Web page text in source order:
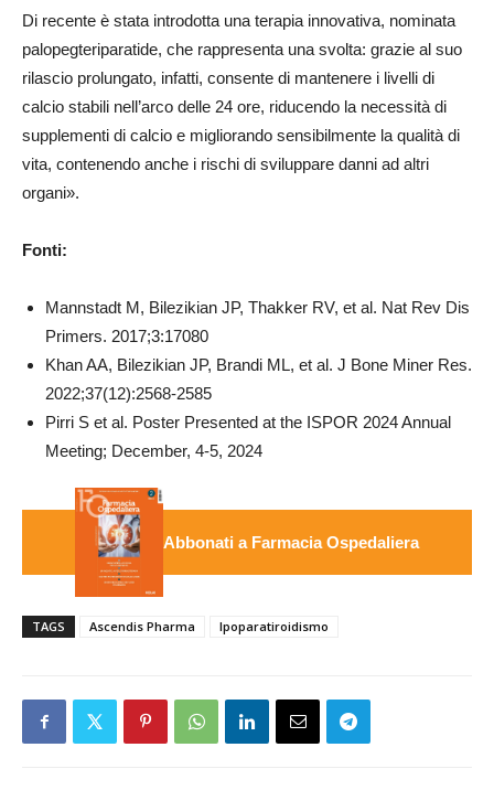
Di recente è stata introdotta una terapia innovativa, nominata
palopegteriparatide, che rappresenta una svolta: grazie al suo
rilascio prolungato, infatti, consente di mantenere i livelli di
calcio stabili nell’arco delle 24 ore, riducendo la necessità di
supplementi di calcio e migliorando sensibilmente la qualità di
vita, contenendo anche i rischi di sviluppare danni ad altri
organi».
Fonti:
Mannstadt M, Bilezikian JP, Thakker RV, et al. Nat Rev Dis
Primers. 2017;3:17080
Khan AA, Bilezikian JP, Brandi ML, et al. J Bone Miner Res.
2022;37(12):2568-2585
Pirri S et al. Poster Presented at the ISPOR 2024 Annual
Meeting; December, 4-5, 2024
Abbonati a Farmacia Ospedaliera
TAGS Ascendis Pharma Ipoparatiroidismo